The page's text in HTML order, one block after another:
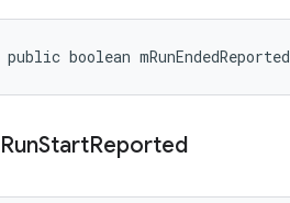
public boolean mRunEndedReported
RunStartReported